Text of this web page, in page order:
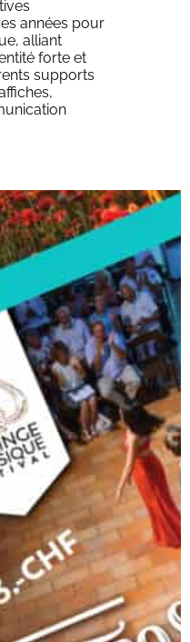
années pour
alliant
forte et
supports